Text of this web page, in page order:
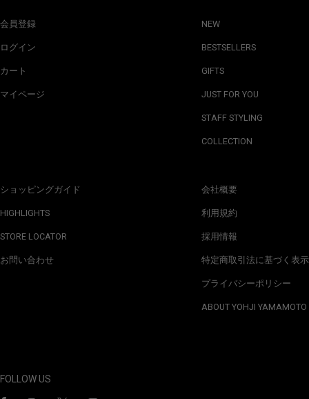
会員登録
ログイン
カート
マイページ
ショッピングガイド
HIGHLIGHTS
STORE LOCATOR
お問い合わせ
NEW
BESTSELLERS
GIFTS
JUST FOR YOU
STAFF STYLING
COLLECTION
会社概要
利用規約
採用情報
特定商取引法に基づく表示
プライバシーポリシー
ABOUT YOHJI YAMAMOTO
FOLLOW US